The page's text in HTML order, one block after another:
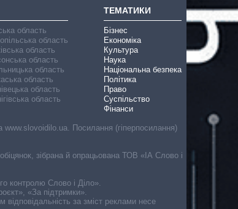
область
область
область
область
область
область
область
область
ТЕМАТИКИ
Бізнес
Економіка
Культура
Наука
Національна безпека
Політика
Право
Суспільство
Фінанси
www.slovoidilo.ua. Посилання (гіперпосилання)
зібрана й опрацьована ТОВ «ІА Слово і
контролю Слово і Діло».
«За підтримки».
за зміст реклами несе